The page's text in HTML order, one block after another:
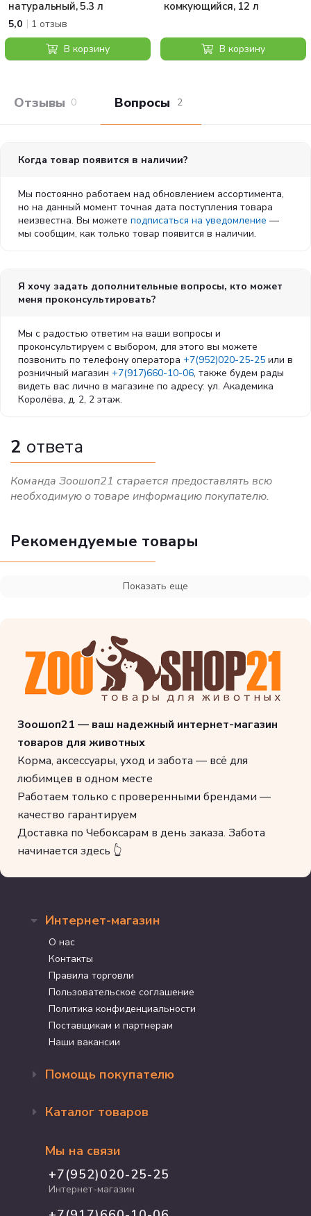
натуральный, 5.3 л
5,0 | 1 отзыв
В корзину
комкующийся, 12 л
В корзину
Отзывы покупателей
0 Вопросы и
2
Когда товар появится в наличии?
Мы постоянно работаем над обновлением ассортимента,
но на данный момент точная дата поступления товара
неизвестна. Вы можете подписаться на уведомление —
мы сообщим, как только товар появится в наличии.
Я хочу задать дополнительные вопросы, кто может
меня проконсультировать?
Мы с радостью ответим на ваши вопросы и
проконсультируем с выбором, для этого вы можете
позвонить по телефону оператора +7(952)020-25-25 или в
розничный магазин +7(917)660-10-06, также будем рады
видеть вас лично в магазине по адресу: ул. Академика
Королёва, д. 2, 2 этаж.
2 ответа
Команда Зоошоп21 старается предоставлять всю
необходимую о товаре информацию покупателю.
Рекомендуемые товары
Показать еще
Зоошоп21 — ваш надежный интернет-магазин
товаров для животных
Корма, аксессуары, уход и забота — всё для
любимцев в одном месте
Работаем только с проверенными брендами —
качество гарантируем
Доставка по Чебоксарам в день заказа. Забота
начинается здесь 👆
Интернет-магазин
О нас
Контакты
Правила торговли
Пользовательское соглашение
Политика конфиденциальности
Поставщикам и партнерам
Наши вакансии
Помощь покупателю
Доставка и оплата
Программа лояльности
График работы
Полезные статьи
Каталог товаров
Акции
Для кошек
Для собак
Мы на связи
+7(952)020-25-25
Интернет-магазин